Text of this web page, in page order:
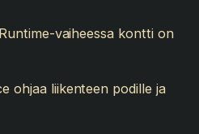
vaiheessa kontti on
ohjaa liikenteen podille ja